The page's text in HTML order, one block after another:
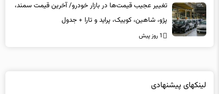
تغییر عجیب قیمت‌ها در بازار خودرو/ آخرین قیمت سمند،
پژو، شاهین، کوییک، پراید و تارا + جدول
1 روز پیش
لینکهای پیشنهادی